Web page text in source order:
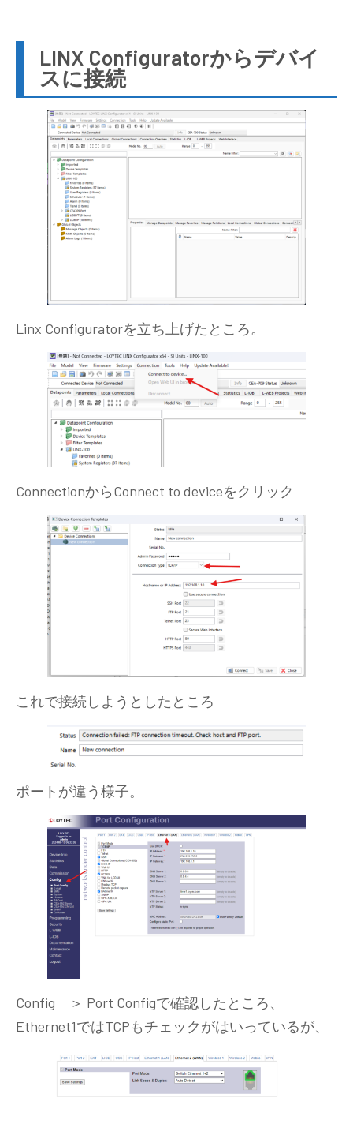
LINX Configuratorからデバイ
スに接続
Linx Configuratorを立ち上げたところ。
ConnectionからConnect to deviceをクリック
これで接続しようとしたところ
ポートが違う様子。
Config ＞ Port Configで確認したところ、
Ethernet1ではTCPもチェックがはいっているが、